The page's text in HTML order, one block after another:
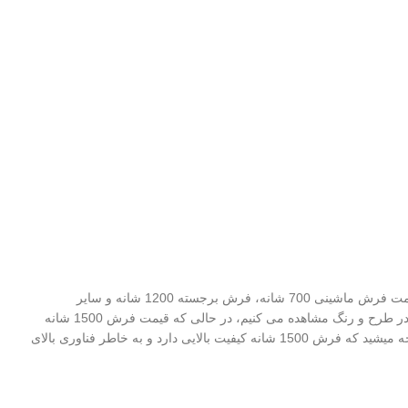
همانطور که در بالا ذکر شد، تکنولوژی گران قیمتی که برای فرش 1500 شانه استفاده شده است، باعث شده است که قیمت این فرش از قیمت فرش ماشینی 700 شانه، فرش برجسته 1200 شانه و سایر
محصولات فرش ماشینی بالاتر باشد. اگر بخواهیم به فرش 1200 شانه که شبیه ترین فرش به این محصول است نگاهی بیندازیم، تفاوت کمی در طرح و رنگ مشاهده می کنیم، در حالی که قیمت فرش 1500 شانه
35 تا 40 درصد گران تر از 1200 شانه است.خب این گرانی بی دلیل نیست و اگر بخواهید فرش 1200 شانه و 1500 شانه را بررسی کنید متوجه میشید که فرش 1500 شانه کیفیت بالایی دارد و به خاطر فناوری بالای